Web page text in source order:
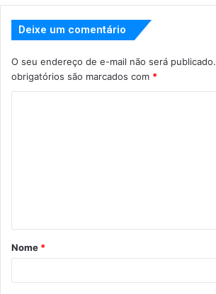
Deixe um comentário
O seu endereço de e-mail não será publicado.
obrigatórios são marcados com *
Nome *